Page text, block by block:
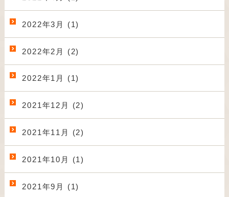
2022年3月 (1)
2022年2月 (2)
2022年1月 (1)
2021年12月 (2)
2021年11月 (2)
2021年10月 (1)
2021年9月 (1)